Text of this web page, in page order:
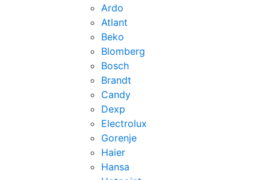
Ardo
Atlant
Beko
Blomberg
Bosch
Brandt
Candy
Dexp
Electrolux
Gorenje
Haier
Hansa